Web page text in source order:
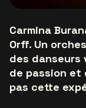
Carmina
Orff. Un
des danseurs
de passion et
pas cette